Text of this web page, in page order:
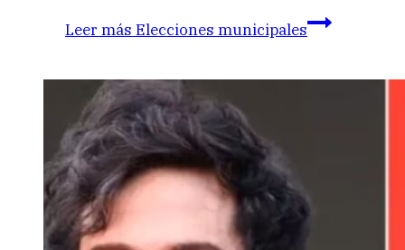
Leer más Elecciones municipales